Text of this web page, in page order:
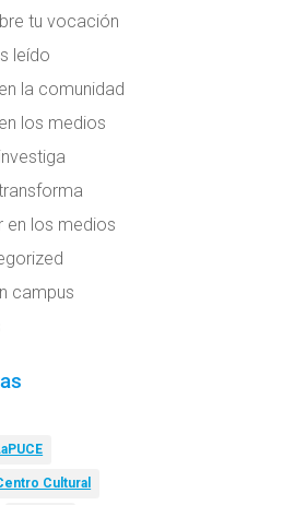
tu vocación
leído
la comunidad
los medios
en los medios
campus
Cultural